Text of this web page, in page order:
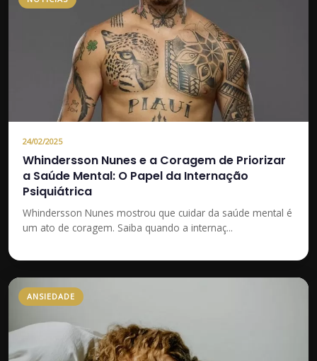
24/02/2025
Whindersson Nunes e a Coragem de Priorizar
a Saúde Mental: O Papel da Internação
Psiquiátrica
Whindersson Nunes mostrou que cuidar da saúde mental é
um ato de coragem. Saiba quando a internaç...
ANSIEDADE